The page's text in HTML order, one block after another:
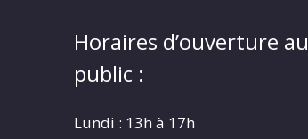
Horaires d’ouverture au
public :
Lundi : 13h à 17h